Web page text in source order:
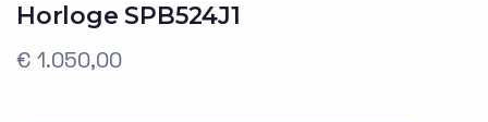
Horloge SPB524J1
€ 1.050,00